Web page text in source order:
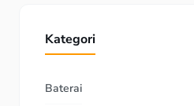
Kategori
Baterai